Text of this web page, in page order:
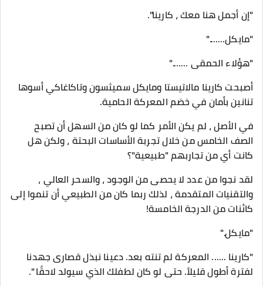
"إن أجمل هنا معك ، كارينا".
"مايكل……."
"هؤلاء الحمقى ……."
أصبحت كارينا مالاتيستا ومايكل سميثسون وتاكاغاكي أسوها
تنانين بأمان في خضم المعركة الحامية.
في الأصل ، لم يكن الأمر كما لو كان من السهل أن تصبح
الصف الخامس من خلال تجربة الأساسات البحتة ، ولكن هل
كانت أي من تجاربهم "طبيعية"؟
لقد نجوا من عدد لا يحصى من الوجود ، والسحر العالي ،
والتقنيات المتقدمة ، لذلك ربما كان من الطبيعي أن تنموا إلى
كائنات من الدرجة الخامسة!
"مايكل."
"كارينا ...... المعركة لم تنته بعد. دعينا نبذل قصارى جهدنا
لفترة أطول قليلاً. حتى لو كان لطفلك الذي سيولد لاحقًا ".